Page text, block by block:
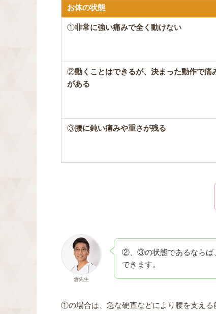
お体の状態
①非常に強い痛みで全く動けない
②動くことはできるが、決まった動作で痛
がある
③腰に鈍い痛みや重さが残る
倉先生
②、③の状態であるならば
できます。
①の場合は、急な硬直などにより腰を支え